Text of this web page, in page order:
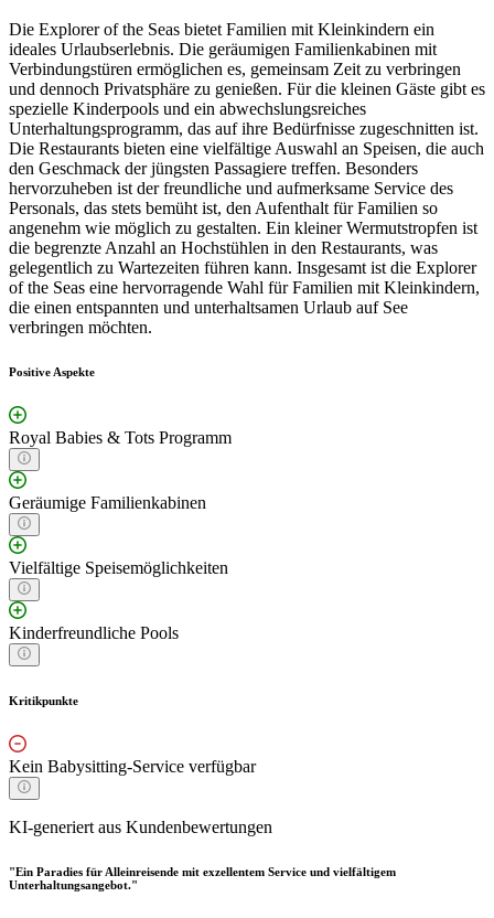
Die Explorer of the Seas bietet Familien mit Kleinkindern ein
ideales Urlaubserlebnis. Die geräumigen Familienkabinen mit
Verbindungstüren ermöglichen es, gemeinsam Zeit zu verbringen
und dennoch Privatsphäre zu genießen. Für die kleinen Gäste gibt es
spezielle Kinderpools und ein abwechslungsreiches
Unterhaltungsprogramm, das auf ihre Bedürfnisse zugeschnitten ist.
Die Restaurants bieten eine vielfältige Auswahl an Speisen, die auch
den Geschmack der jüngsten Passagiere treffen. Besonders
hervorzuheben ist der freundliche und aufmerksame Service des
Personals, das stets bemüht ist, den Aufenthalt für Familien so
angenehm wie möglich zu gestalten. Ein kleiner Wermutstropfen ist
die begrenzte Anzahl an Hochstühlen in den Restaurants, was
gelegentlich zu Wartezeiten führen kann. Insgesamt ist die Explorer
of the Seas eine hervorragende Wahl für Familien mit Kleinkindern,
die einen entspannten und unterhaltsamen Urlaub auf See
verbringen möchten.
Positive Aspekte
Royal Babies & Tots Programm
Geräumige Familienkabinen
Vielfältige Speisemöglichkeiten
Kinderfreundliche Pools
Kritikpunkte
Kein Babysitting-Service verfügbar
KI-generiert aus Kundenbewertungen
"Ein Paradies für Alleinreisende mit exzellentem Service und vielfältigem
Unterhaltungsangebot."